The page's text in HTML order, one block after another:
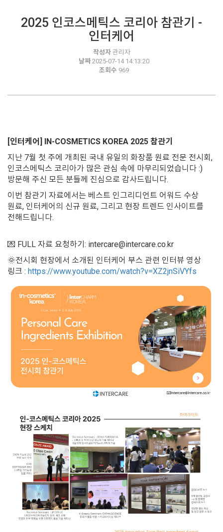
2025 인코스메틱스 코리아 참관기 -
인터케어
작성자관리자
날짜2025-07-14 14:13:20
조회수 969
[인터케어] IN-COSMETICS KOREA 2025 참관기
지난 7월 첫 주에 개최된 국내 유일의 화장품 원료 전문 전시회,
인코스메틱스 코리아가 많은 관심 속에 마무리되었습니다 :)
방문해 주신 모든 분들께 진심으로 감사드립니다.
이번 참관기 자료에서는 베스트 인그리디언트 어워드 수상
원료, 인터케어의 신규 원료, 그리고 현장 트렌드 인사이트를
전해드립니다.
💌 FULL 자료 요청하기: intercare@intercare.co.kr
🌞전시회 현장에서 소개된 인터케어 부스 관련 인터뷰 영상
링크 : https://www.youtube.com/watch?v=XZ2jnSiVYfs